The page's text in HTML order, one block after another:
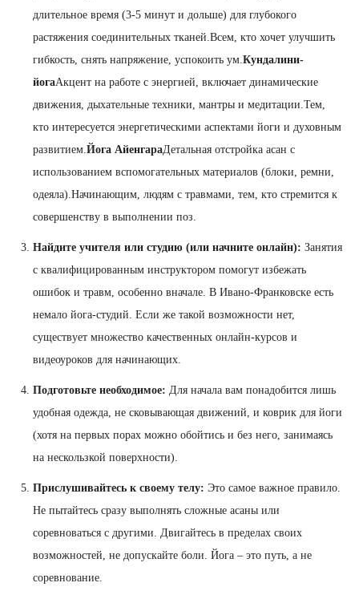
длительное время (3-5 минут и дольше) для глубокого
растяжения соединительных тканей.Всем, кто хочет улучшить
гибкость, снять напряжение, успокоить ум.Кундалини-
йогаАкцент на работе с энергией, включает динамические
движения, дыхательные техники, мантры и медитации.Тем,
кто интересуется энергетическими аспектами йоги и духовным
развитием.Йога АйенгараДетальная отстройка асан с
использованием вспомогательных материалов (блоки, ремни,
одеяла).Начинающим, людям с травмами, тем, кто стремится к
совершенству в выполнении поз.
Найдите учителя или студию (или начните онлайн): Занятия
с квалифицированным инструктором помогут избежать
ошибок и травм, особенно вначале. В Ивано-Франковске есть
немало йога-студий. Если же такой возможности нет,
существует множество качественных онлайн-курсов и
видеоуроков для начинающих.
Подготовьте необходимое: Для начала вам понадобится лишь
удобная одежда, не сковывающая движений, и коврик для йоги
(хотя на первых порах можно обойтись и без него, занимаясь
на нескользкой поверхности).
Прислушивайтесь к своему телу: Это самое важное правило.
Не пытайтесь сразу выполнять сложные асаны или
соревноваться с другими. Двигайтесь в пределах своих
возможностей, не допускайте боли. Йога – это путь, а не
соревнование.